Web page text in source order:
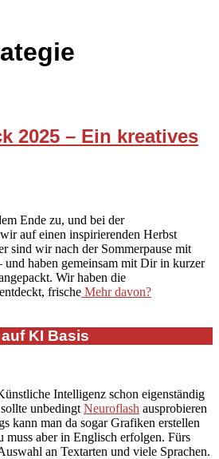
2025 – Ein kreatives
Ende zu, und bei der
auf einen inspirierenden Herbst
sind wir nach der Sommerpause mit
und haben gemeinsam mit Dir in kurzer
Wir haben die
frische Mehr davon?
KI Basis
Intelligenz schon eigenständig
unbedingt Neuroflash ausprobieren
kann man da sogar Grafiken erstellen
muss aber in Englisch erfolgen. Fürs
an Textarten und viele Sprachen.